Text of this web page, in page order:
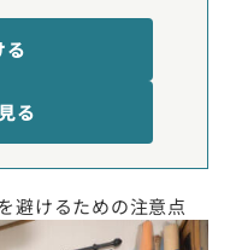
る
る
避けるための注意点